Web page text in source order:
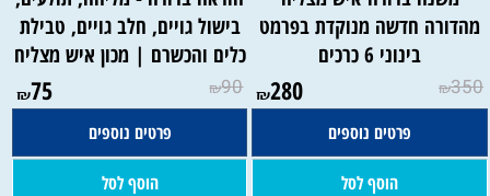
מהדורה חדשה מנוקדת בפרמט
בינוני 6 כרכים
₪350
₪280
פרטים נוספים
הוסף לסל
בישול גויים, חלב גויים, טבילת
כלים והכשרם | מכון איש מצליח
₪90
₪75
פרטים נוספים
הוסף לסל